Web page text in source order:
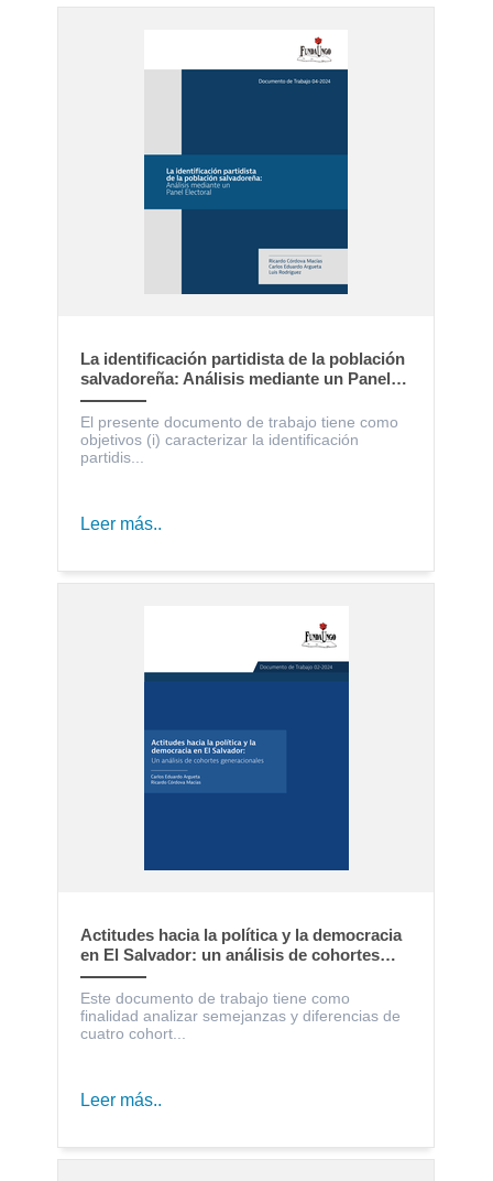
La identificación partidista de la población
salvadoreña: Análisis mediante un Panel
Electoral
El presente documento de trabajo tiene como
objetivos (i) caracterizar la identificación
partidis...
Leer más..
Actitudes hacia la política y la democracia
en El Salvador: un análisis de cohortes
generacionales
Este documento de trabajo tiene como
finalidad analizar semejanzas y diferencias de
cuatro cohort...
Leer más..